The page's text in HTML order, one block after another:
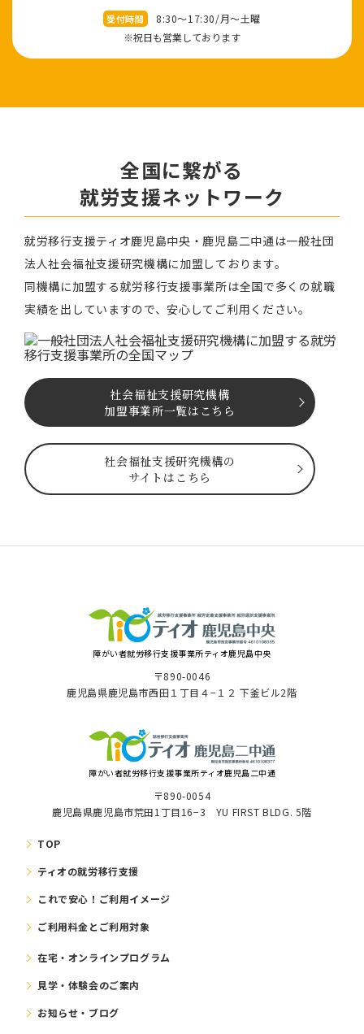
受付時間
8:30～17:30/⽉〜⼟曜
※祝⽇も営業しております
全国に繋がる
就労⽀援ネットワーク
就労移⾏⽀援ティオ⿅児島中央・鹿児島二中通は⼀般社団
法⼈社会福祉⽀援研究機構に加盟しております。
同機構に加盟する就労移⾏⽀援事業所は全国で多くの就職
実績を出していますので、安⼼してご利⽤ください。
社会福祉⽀援研究機構
加盟事業所一覧はこちら
社会福祉⽀援研究機構の
サイトはこちら
障がい者就労移⾏⽀援事業所ティオ⿅児島中央
〒890-0046
⿅児島県⿅児島市⻄⽥１丁⽬４−１２ 下釜ビル2階
障がい者就労移⾏⽀援事業所ティオ鹿児島二中通
〒890-0054
鹿児島県鹿児島市荒田1丁目16−3 YU FIRST BLDG. 5階
TOP
ティオの就労移⾏⽀援
これで安⼼！ご利⽤イメージ
ご利⽤料⾦とご利⽤対象
在宅・オンラインプログラム
⾒学・体験会のご案内
お知らせ・ブログ